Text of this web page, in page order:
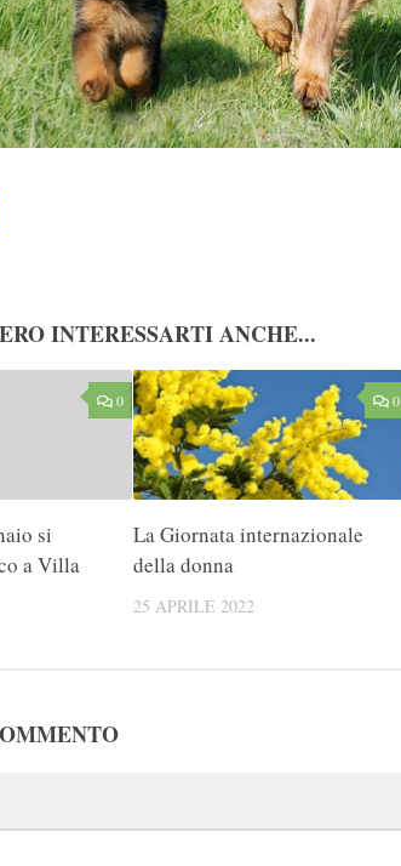
INTERESSARTI ANCHE...
0
si
a Villa
0
La Giornata internazionale
della donna
25 APRILE 2022